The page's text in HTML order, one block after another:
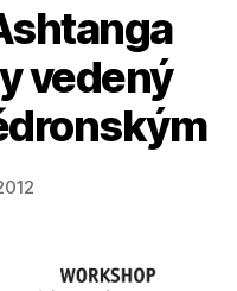
vedený
u
o
a